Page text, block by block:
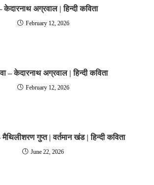
केदारनाथ अग्रवाल | हिन्दी कविता
February 12, 2026
– केदारनाथ अग्रवाल | हिन्दी कविता
February 12, 2026
मैथिलीशरण गुप्त | वर्तमान खंड | हिन्दी कविता
June 22, 2026